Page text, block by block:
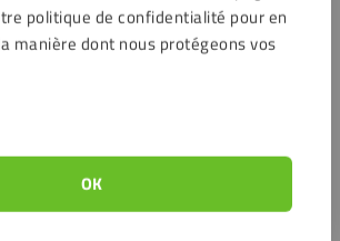
politique de confidentialité pour en
manière dont nous protégeons vos
OK
convient-il à tous les plastiques ?
puis-je traiter avec un flacon ?